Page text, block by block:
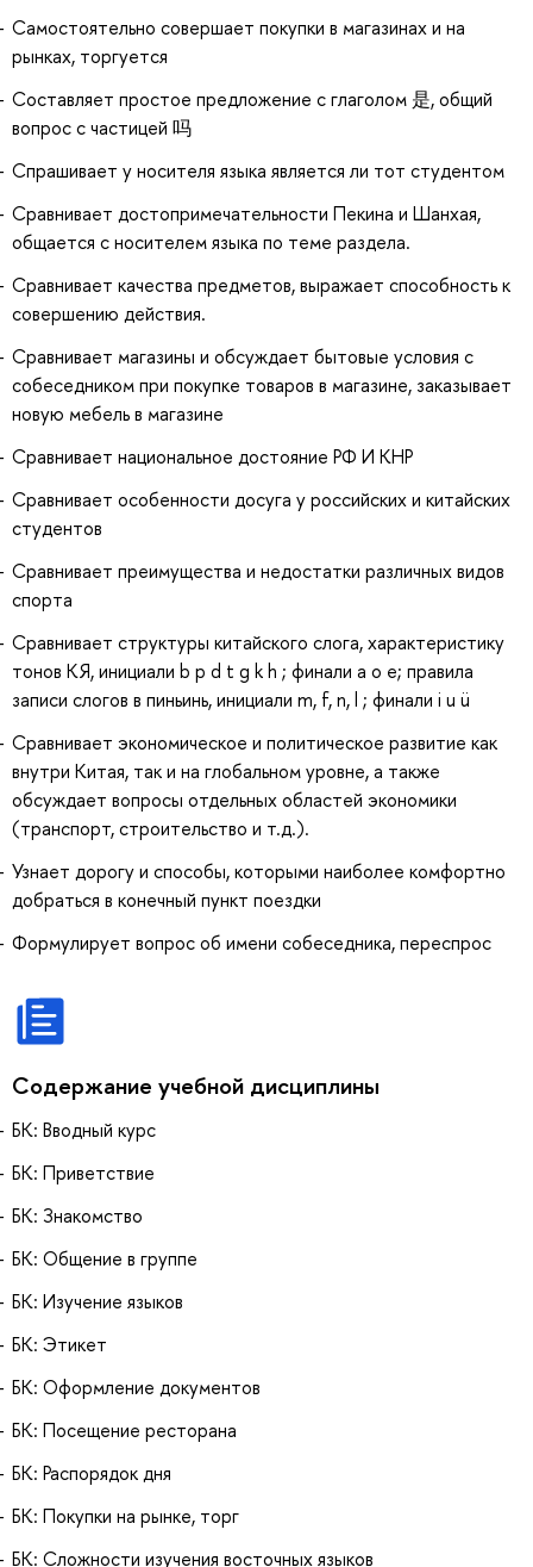
Самостоятельно совершает покупки в магазинах и на
рынках, торгуется
Составляет простое предложение с глаголом 是, общий
вопрос с частицей 吗
Спрашивает у носителя языка является ли тот студентом
Сравнивает достопримечательности Пекина и Шанхая,
общается с носителем языка по теме раздела.
Сравнивает качества предметов, выражает способность к
совершению действия.
Сравнивает магазины и обсуждает бытовые условия с
собеседником при покупке товаров в магазине, заказывает
новую мебель в магазине
Сравнивает национальное достояние РФ И КНР
Сравнивает особенности досуга у российских и китайских
студентов
Сравнивает преимущества и недостатки различных видов
спорта
Сравнивает структуры китайского слога, характеристику
тонов КЯ, инициали b p d t g k h ; финали a o e; правила
записи слогов в пиньинь, инициали m, f, n, l ; финали i u ü
Сравнивает экономическое и политическое развитие как
внутри Китая, так и на глобальном уровне, а также
обсуждает вопросы отдельных областей экономики
(транспорт, строительство и т.д.).
Узнает дорогу и способы, которыми наиболее комфортно
добраться в конечный пункт поездки
Формулирует вопрос об имени собеседника, переспрос
Содержание учебной дисциплины
БК: Вводный курс
БК: Приветствие
БК: Знакомство
БК: Общение в группе
БК: Изучение языков
БК: Этикет
БК: Оформление документов
БК: Посещение ресторана
БК: Распорядок дня
БК: Покупки на рынке, торг
БК: Сложности изучения восточных языков